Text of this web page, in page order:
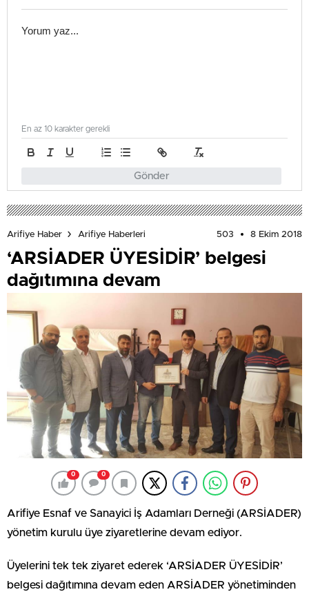
Gönder
En az 10 karakter gerekli
Arifiye Haber Arifiye Haberleri 503 8 Ekim 2018
‘ARSİADER ÜYESİDİR’ belgesi
dağıtımına devam
0 0
Arifiye Esnaf ve Sanayici İş Adamları Derneği (ARSİADER)
yönetim kurulu üye ziyaretlerine devam ediyor.
Üyelerini tek tek ziyaret ederek ‘ARSİADER ÜYESİDİR’
belgesi dağıtımına devam eden ARSİADER yönetiminden